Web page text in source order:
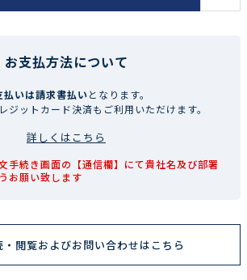
お支払方法について
払いは請求書払いとなります。
ジットカード決済もご利用いただけます。
詳しくはこちら
手続き画面の【通信欄】にて貴社名及び部署
お願い致します
閲覧およびお問い合わせはこちら